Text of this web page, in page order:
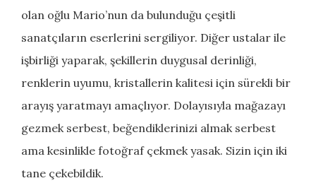
olan oğlu Mario’nun da bulunduğu çeşitli
sanatçıların eserlerini sergiliyor. Diğer ustalar ile
işbirliği yaparak, şekillerin duygusal derinliği,
renklerin uyumu, kristallerin kalitesi için sürekli bir
arayış yaratmayı amaçlıyor. Dolayısıyla mağazayı
gezmek serbest, beğendiklerinizi almak serbest
ama kesinlikle fotoğraf çekmek yasak. Sizin için iki
tane çekebildik.